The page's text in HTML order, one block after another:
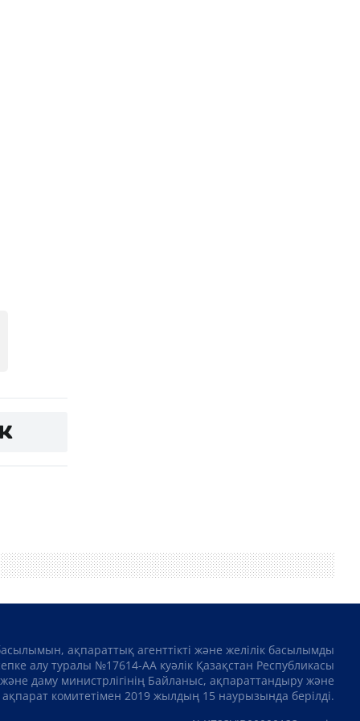
ақпараттық агенттікті және желілік басылымды
алу туралы №17614-АА куәлік Қазақстан Республикасы
даму министрлігінің Байланыс, ақпараттандыру және
ақпарат комитетімен 2019 жылдың 15 наурызында берілді.